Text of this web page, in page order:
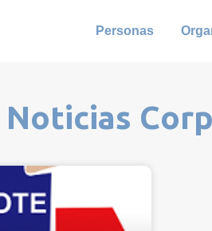
Personas